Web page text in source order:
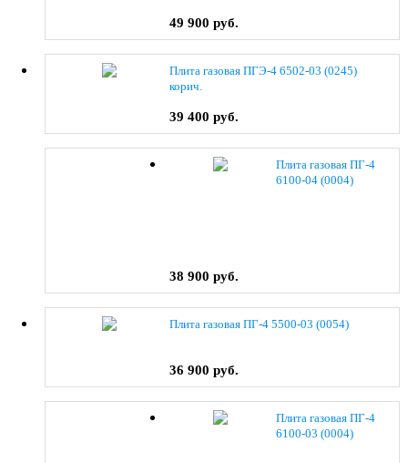
49 900 руб.
Плита газовая ПГЭ-4 6502-03 (0245)
корич.
39 400 руб.
Плита газовая ПГ-4
6100-04 (0004)
38 900 руб.
Плита газовая ПГ-4 5500-03 (0054)
36 900 руб.
Плита газовая ПГ-4
6100-03 (0004)